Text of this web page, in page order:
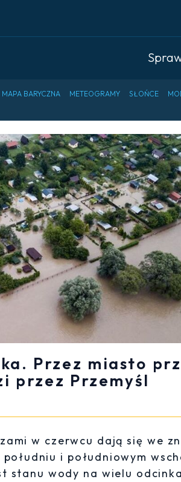
MAPA BARYCZNA METEOGRAMY SŁOŃCE
Przez miasto
przez Przemyśl
w czerwcu dają się we
i południowym
stanu wody na wielu